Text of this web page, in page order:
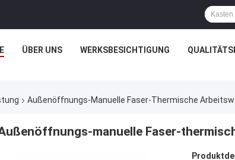
ÜBER UNS WERKSBESICHTIGUNG
Außenöffnungs-Manuelle Faser-Thermische
manuelle Faser-